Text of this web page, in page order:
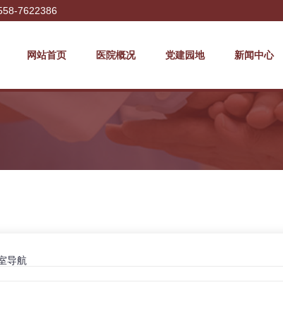
7622386
网站首页 医院概况 党建园地 新闻中心
导航